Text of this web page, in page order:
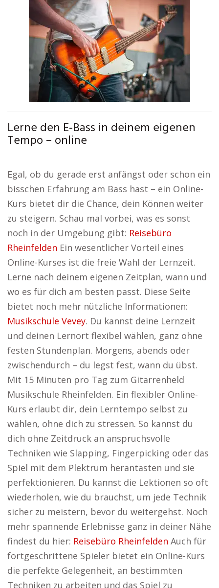
Lerne den E-Bass in deinem eigenen
Tempo – online
Egal, ob du gerade erst anfängst oder schon ein
bisschen Erfahrung am Bass hast – ein Online-
Kurs bietet dir die Chance, dein Können weiter
zu steigern. Schau mal vorbei, was es sonst
noch in der Umgebung gibt: Reisebüro
Rheinfelden Ein wesentlicher Vorteil eines
Online-Kurses ist die freie Wahl der Lernzeit.
Lerne nach deinem eigenen Zeitplan, wann und
wo es für dich am besten passt. Diese Seite
bietet noch mehr nützliche Informationen:
Musikschule Vevey. Du kannst deine Lernzeit
und deinen Lernort flexibel wählen, ganz ohne
festen Stundenplan. Morgens, abends oder
zwischendurch – du legst fest, wann du übst.
Mit 15 Minuten pro Tag zum Gitarrenheld
Musikschule Rheinfelden. Ein flexibler Online-
Kurs erlaubt dir, dein Lerntempo selbst zu
wählen, ohne dich zu stressen. So kannst du
dich ohne Zeitdruck an anspruchsvolle
Techniken wie Slapping, Fingerpicking oder das
Spiel mit dem Plektrum herantasten und sie
perfektionieren. Du kannst die Lektionen so oft
wiederholen, wie du brauchst, um jede Technik
sicher zu meistern, bevor du weitergehst. Noch
mehr spannende Erlebnisse ganz in deiner Nähe
findest du hier: Reisebüro Rheinfelden Auch für
fortgeschrittene Spieler bietet ein Online-Kurs
die perfekte Gelegenheit, an bestimmten
Techniken zu arbeiten und das Spiel zu